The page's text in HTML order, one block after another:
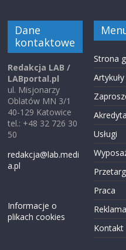
Dane
kontaktowe
Redakcja LAB /
LABportal.pl
ul. Misjonarzy
Oblatów MN 3/1
40-129 Katowice
tel.: +48 32 726 30
50
redakcja@lab.medi
a.pl
Informacje o
plikach cookies
Strona
Artykuły
Usługi
Praca
Reklama
Kontakt